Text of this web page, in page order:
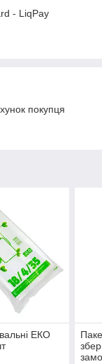
- LiqPay
покупця
ЕКО